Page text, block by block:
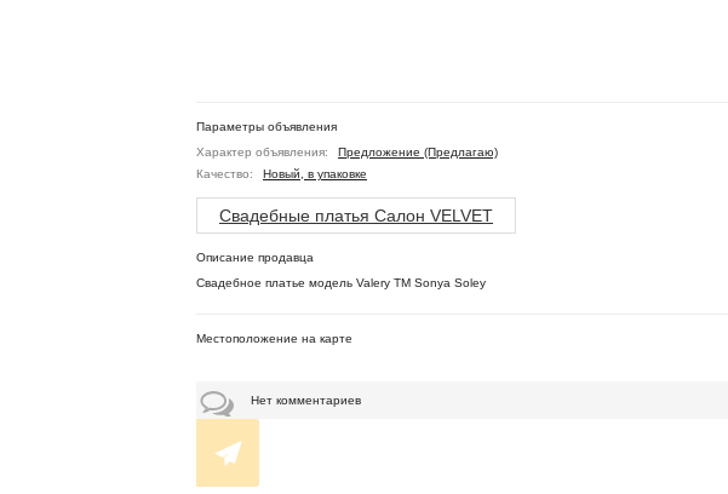
Параметры объявления
Характер объявления:
Предложение (Предлагаю)
Качество:
Новый, в упаковке
Свадебные платья Салон VELVET
Описание продавца
Свадебное платье модель Valery ТМ Sonya Soley
Местоположение на карте
Нет комментариев